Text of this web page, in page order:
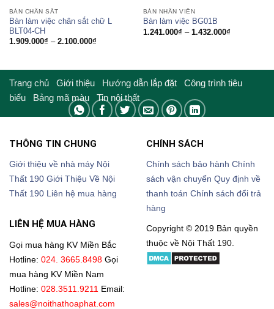
BÀN CHÂN SẮT
Bàn làm việc chân sắt chữ L
BLT04-CH
1.909.000₫ – 2.100.000₫Khoảng
đến
BÀN NHÂN VIÊN
Bàn làm việc BG01B
1.241.000₫ – 1.432.000₫Khoảng
1.432.000₫
Trang chủ Giới thiệu Hướng dẫn lắp đặt Công trình tiêu
biểu
Bảng mã màu Tin nội thất
THÔNG TIN CHUNG
Giới thiệu về nhà máy Nội
Thất 190 Giới Thiệu Về Nội
Thất 190 Liên hệ mua hàng
CHÍNH SÁCH
Chính sách bảo hành Chính
sách vận chuyển Quy định về
thanh toán Chính sách đổi trả
hàng
LIÊN HỆ MUA HÀNG
Gọi mua hàng KV Miền Bắc
Hotline: 024. 3665.8498 Gọi
mua hàng KV Miền Nam
Hotline: 028.3511.9211 Email:
sales@noithathoaphat.com
Copyright © 2019 Bản quyền
thuộc về Nội Thất 190.